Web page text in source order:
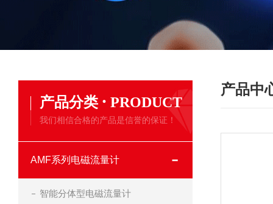
产品分类 · PRODUCT
我们相信合格的产品是信誉的保证！
AMF系列电磁流量计
智能分体型电磁流量计
产品中